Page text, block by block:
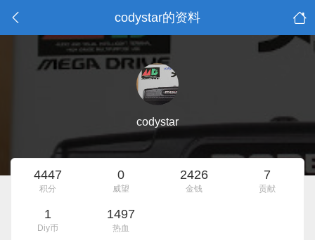
codystar的资料
codystar
4447
积分
0
威望
2426
金钱
7
贡献
1
Diy币
1497
热血